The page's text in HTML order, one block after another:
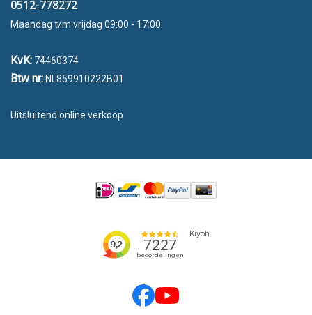
0512-778272
Maandag t/m vrijdag 09:00 - 17:00
KvK: 74460374
Btw nr: NL859910222B01
Uitsluitend online verkoop